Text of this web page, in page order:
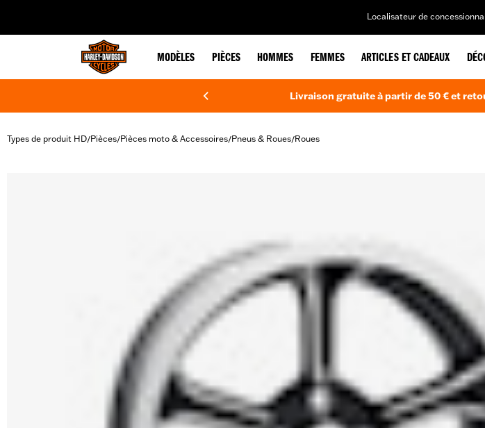
Localisateur de
MODÈLES PIÈCES HOMMES FEMMES ARTICLES ET CADEAUX
Livraison gratuite à partir de 50 € et
Types de produit HD/Pièces/Pièces moto & Accessoires/Pneus & Roues/Roues